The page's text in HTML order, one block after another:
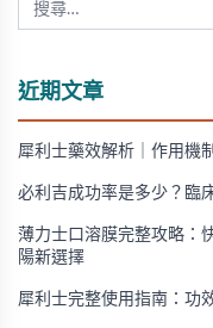
近期文章
犀利士藥效解析｜作用機
必利吉成功率是多少？臨
薄力士口溶膜完整攻略：
陽新選擇
犀利士完整使用指南：功